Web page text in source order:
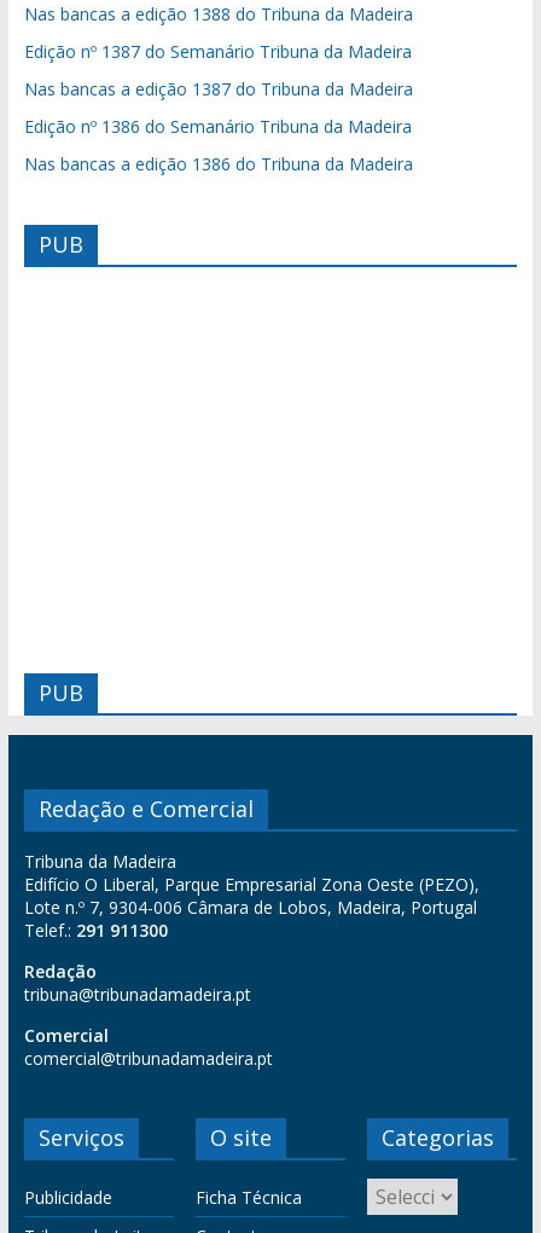
Nas bancas a edição 1388 do Tribuna da Madeira
Edição nº 1387 do Semanário Tribuna da Madeira
Nas bancas a edição 1387 do Tribuna da Madeira
Edição nº 1386 do Semanário Tribuna da Madeira
Nas bancas a edição 1386 do Tribuna da Madeira
PUB
PUB
Redação e Comercial
Tribuna da Madeira
Edifício O Liberal, Parque Empresarial Zona Oeste (PEZO),
Lote n.º 7, 9304-006 Câmara de Lobos, Madeira, Portugal
Telef.: 291 911300
Redação
tribuna@tribunadamadeira.pt
Comercial
comercial@tribunadamadeira.pt
Serviços
Publicidade
O site
Ficha Técnica
Categorias